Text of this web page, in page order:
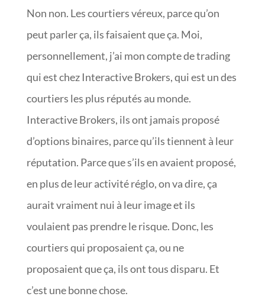
Non non. Les courtiers véreux, parce qu’on
peut parler ça, ils faisaient que ça. Moi,
personnellement, j’ai mon compte de trading
qui est chez Interactive Brokers, qui est un des
courtiers les plus réputés au monde.
Interactive Brokers, ils ont jamais proposé
d’options binaires, parce qu’ils tiennent à leur
réputation. Parce que s’ils en avaient proposé,
en plus de leur activité réglo, on va dire, ça
aurait vraiment nui à leur image et ils
voulaient pas prendre le risque. Donc, les
courtiers qui proposaient ça, ou ne
proposaient que ça, ils ont tous disparu. Et
c’est une bonne chose.